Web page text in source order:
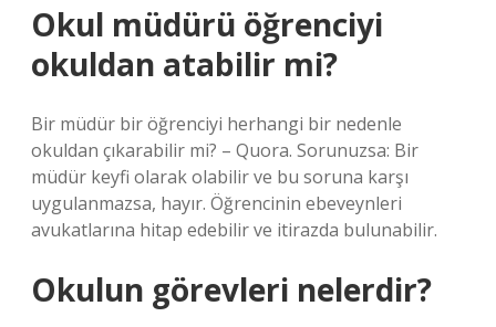
Okul müdürü öğrenciyi
okuldan atabilir mi?
Bir müdür bir öğrenciyi herhangi bir nedenle
okuldan çıkarabilir mi? – Quora. Sorunuzsa: Bir
müdür keyfi olarak olabilir ve bu soruna karşı
uygulanmazsa, hayır. Öğrencinin ebeveynleri
avukatlarına hitap edebilir ve itirazda bulunabilir.
Okulun görevleri nelerdir?